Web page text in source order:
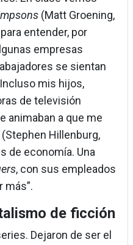
(Matt Groening,
entender, por
empresas
se sientan
mis hijos,
de televisión
animaban a que me
(Stephen Hillenburg,
de economía. Una
, con sus empleados
más”.
de ficción
Dejaron de ser el